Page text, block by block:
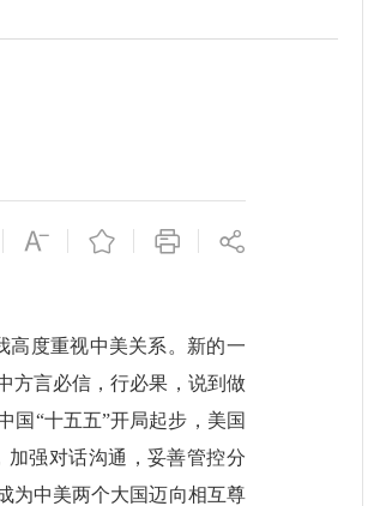
度重视中美关系。新的一
方言必信，行必果，说到做
国“十五五”开局起步，美国
加强对话沟通，妥善管控分
为中美两个大国迈向相互尊